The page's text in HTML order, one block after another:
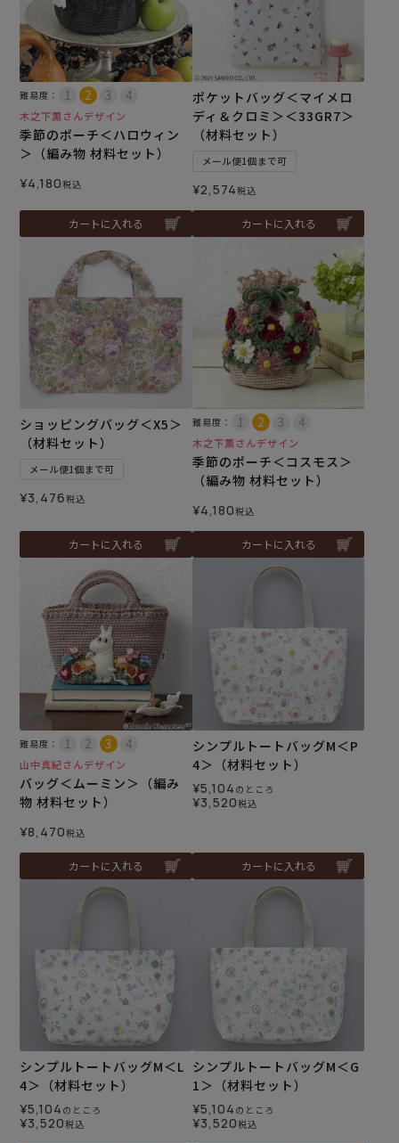
難易度：
木之下薫さんデザイン
季節のポーチ＜ハロウィン
＞（編み物 材料セット）
¥4,180税込
カートに入れる
ポケットバッグ＜マイメロ
ディ＆クロミ＞＜33GR7＞
（材料セット）
メール便1個まで可
¥2,574税込
カートに入れる
ショッピングバッグ＜X5＞
（材料セット）
メール便1個まで可
¥3,476税込
カートに入れる
難易度：
木之下薫さんデザイン
季節のポーチ＜コスモス＞
（編み物 材料セット）
¥4,180税込
カートに入れる
難易度：
山中真紀さんデザイン
バッグ＜ムーミン＞（編み
物 材料セット）
¥8,470税込
カートに入れる
シンプルトートバッグM＜P
4＞（材料セット）
¥5,104 のところ
¥3,520税込
カートに入れる
シンプルトートバッグM＜L
4＞（材料セット）
¥5,104 のところ
¥3,520税込
シンプルトートバッグM＜G
1＞（材料セット）
¥5,104 のところ
¥3,520税込